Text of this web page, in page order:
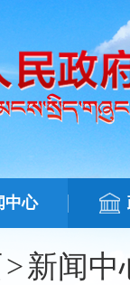
中心
>新闻中